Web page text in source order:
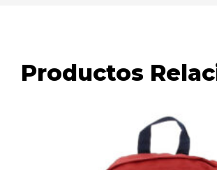
Productos